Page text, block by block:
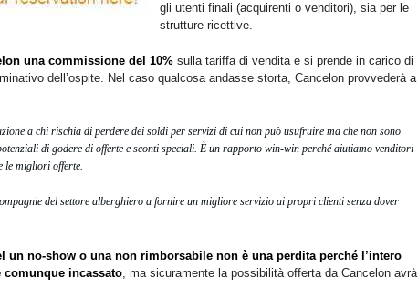
gli utenti finali (acquirenti o venditori), sia per le
strutture ricettive.
una commissione del 10% sulla tariffa di vendita e si prende in carico di
dell’ospite. Nel caso qualcosa andasse storta, Cancelon provvederà a
a chi rischia di perdere dei soldi per servizi di cui non può usufruire ma che non sono
di godere di offerte e sconti speciali. È un rapporto win-win perché aiutiamo venditori
le migliori offerte.
del settore alberghiero a fornire un migliore servizio ai propri clienti senza dover
un no-show o una non rimborsabile non è una perdita perché l’intero
incassato, ma sicuramente la possibilità offerta da Cancelon avrà